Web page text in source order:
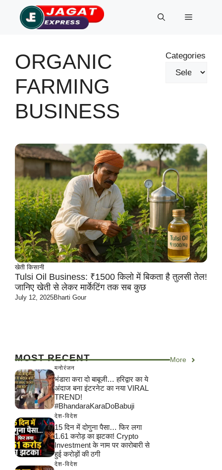
content
Menu
ORGANIC
FARMING
BUSINESS
Categories
खेती किसानी
Tulsi Oil Business: ₹1500 किलो में बिकता है तुलसी तेल!
जानिए खेती से लेकर मार्केटिंग तक सब कुछ
July 12, 2025Bharti Gour
MOST RECENT More
मनोरंजन
भंडारा करा दो बाबूजी… हरिद्वार का ये
अंदाज बना इंटरनेट का नया VIRAL
TREND!
#BhandaraKaraDoBabuji
देश-विदेश
15 दिन में दोगुना पैसा… फिर लगा
1.61 करोड़ का झटका! Crypto
Investment के नाम पर कारोबारी से
हुई करोड़ों की ठगी
देश-विदेश